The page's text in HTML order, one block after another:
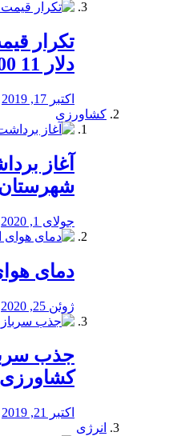
تکرار
دلار 11 400
اکتبر 17, 2019
کشاورزی
آغاز
شهرستان
جولای 1, 2020
دمای
ژوئن 25, 2020
جذب
اکتبر 21, 2019
انرژی